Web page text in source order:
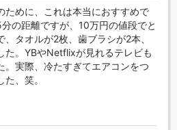
ために、これは本当におすすめで
の距離ですが、10万円の値段でと
タオルが2枚、歯ブラシが2本、
た。YBやNetflixが見れるテレビも
。実際、冷たすぎてエアコンをつ
、笑。